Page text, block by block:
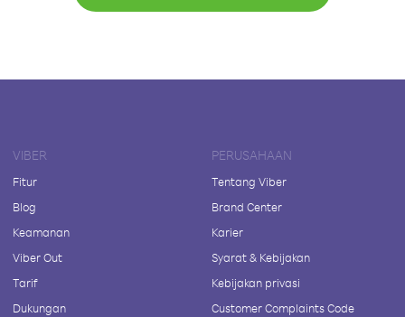
VIBER
Fitur
Blog
Keamanan
Viber Out
Tarif
Dukungan
PERUSAHAAN
Tentang Viber
Brand Center
Karier
Syarat & Kebijakan
Kebijakan privasi
Customer Complaints Code